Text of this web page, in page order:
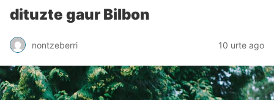
dituzte gaur Bilbon
nontzeberri 10 urte ago